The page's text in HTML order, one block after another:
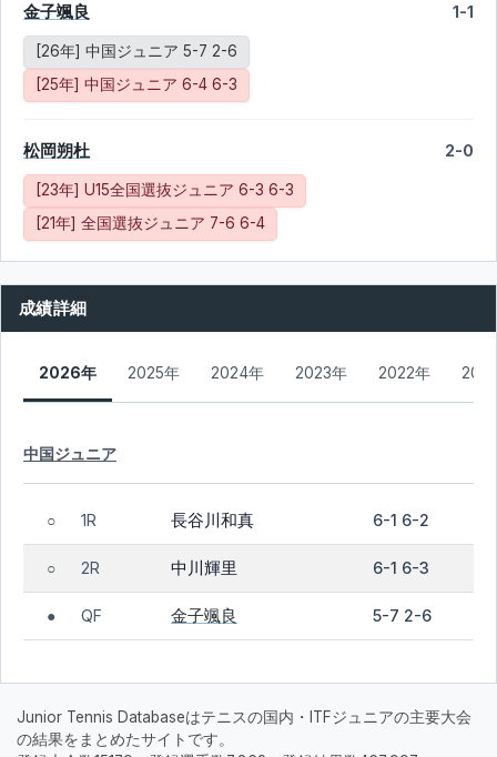
金子颯良 1-1
[26年] 中国ジュニア 5-7 2-6
[25年] 中国ジュニア 6-4 6-3
松岡朔杜 2-0
[23年] U15全国選抜ジュニア 6-3 6-3
[21年] 全国選抜ジュニア 7-6 6-4
成績詳細
2026年 2025年 2024年 2023年 2022年
中国ジュニア
○ 1R 長谷川和真 6-1 6-2
○ 2R 中川輝里 6-1 6-3
● QF 金子颯良 5-7 2-6
Junior Tennis Databaseはテニスの国内・ITFジュニアの主要大会
の結果をまとめたサイトです。